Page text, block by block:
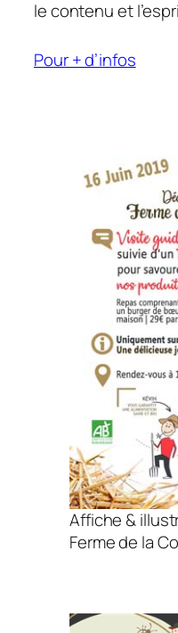
le contenu et
Pour + d’infos
Affiche &
Ferme de la